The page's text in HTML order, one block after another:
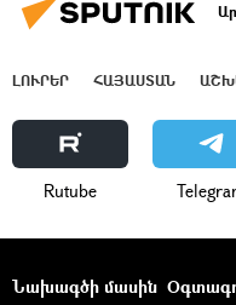
ԼՈՒՐԵՐ ՀԱՅԱՍՏԱՆ
Rutube
Նախագծի մասին